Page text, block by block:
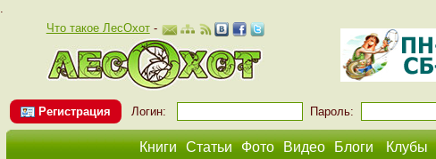
.
Что такое ЛесОхот-
Регистрация Логин: Пароль:
Книги Статьи Фото Видео Блоги Клубы